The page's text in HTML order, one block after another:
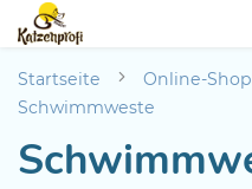
Startseite Online-Shop
Schwimmweste